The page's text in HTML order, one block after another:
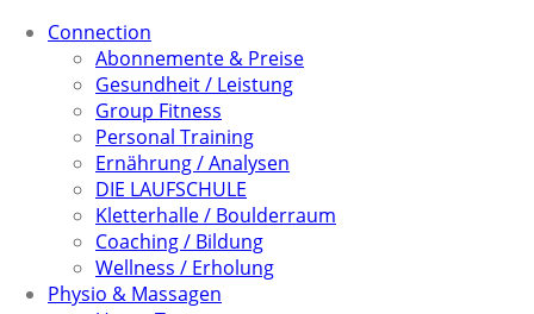
Connection
Abonnemente & Preise
Gesundheit / Leistung
Group Fitness
Personal Training
Ernährung / Analysen
DIE LAUFSCHULE
Kletterhalle / Boulderraum
Coaching / Bildung
Wellness / Erholung
Physio & Massagen